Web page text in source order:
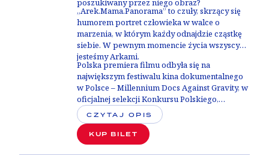
poszukiwany przez niego obraz?
„Arek.Mama.Panorama” to czuły, skrzący się
humorem portret człowieka w walce o
marzenia, w którym każdy odnajdzie cząstkę
siebie. W pewnym momencie życia wszyscy
jesteśmy Arkami.
Polska premiera filmu odbyła się na
największym festiwalu kina dokumentalnego
w Polsce –Millennium Docs Against Gravity, w
oficjalnej selekcji Konkursu Polskiego,
zdobywającWyróżnienie Stowarzyszenia Kin
Studyjnych.
CZYTAJ OPIS
KUP BILET